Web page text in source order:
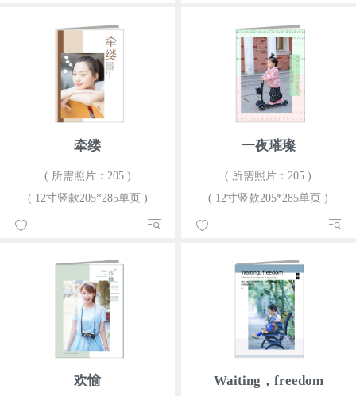
牵缕
( 所需照片：205 )
( 12寸竖款205*285单页 )
一夜璀璨
( 所需照片：205 )
( 12寸竖款205*285单页 )
欢愉 Waiting，freedom